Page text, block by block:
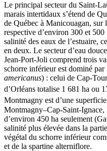
Le principal secteur du Saint-
marais intertidaux s’étend de
de Québec à Manicouagan, sur
respective d’environ 300 et
salinité des eaux de l’estuaire,
en deux. Le secteur d’eau
Jean-Port-Joli comprend trois
schorre inférieur est dominé
americanus) : celui de Cap-
d’Orléans totalise 1 681 ha ou
Montmagny est d’une
Montmagny–Cap-Saint-
d’environ 450 ha seulement
salinité plus élevée dans la
végétal du schorre inférieur
et de la spartine alterniflore.